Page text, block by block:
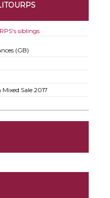
siblings
(GB)
Sale 2017